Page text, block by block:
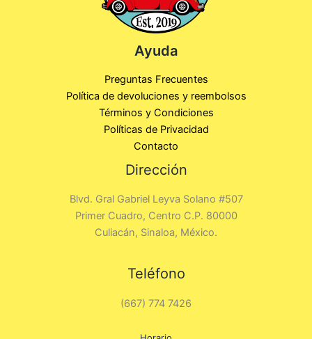
Ayuda
Preguntas Frecuentes
Política de devoluciones y reembolsos
Términos y Condiciones
Políticas de Privacidad
Contacto
Dirección
Blvd. Gral Gabriel Leyva Solano #507
Primer Cuadro, Centro C.P. 80000
Culiacán, Sinaloa, México.
Teléfono
(667) 774 7426